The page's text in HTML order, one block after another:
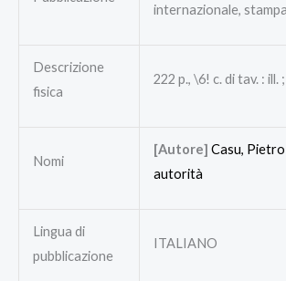
internazionale,
Descrizione
fisica
222 p., \6! c. di tav. : ill.
Nomi
[Autore] Casu, Pietro
autorità
Lingua di
pubblicazione
ITALIANO